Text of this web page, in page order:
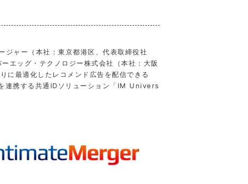
ジャー（本社：東京都港区、代表取締役社
エッグ・テクノロジー株式会社（本社：大阪
に最適化したレコメンド広告を配信できる
携する共通IDソリューション「IM Univers